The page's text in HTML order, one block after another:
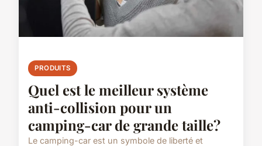
PRODUITS
Quel est le meilleur système
anti-collision pour un
camping-car de grande taille?
Le camping-car est un symbole de liberté et